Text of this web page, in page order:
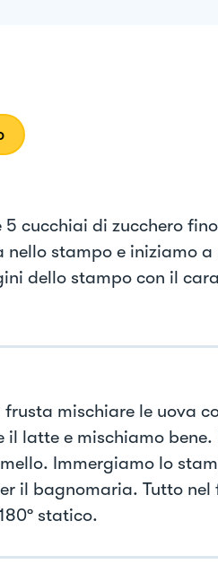
cucchiai di zucchero
nello stampo e iniziamo
dello stampo con il
mischiare le uova
latte e mischiamo bene.
Immergiamo lo
il bagnomaria. Tutto nel
statico.